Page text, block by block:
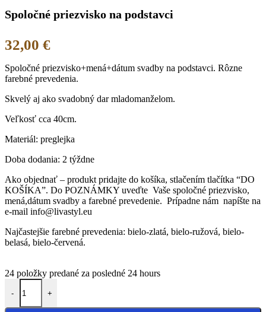
Spoločné priezvisko na podstavci
32,00 €
Spoločné priezvisko+mená+dátum svadby na podstavci. Rôzne
farebné prevedenia.
Skvelý aj ako svadobný dar mladomanželom.
Veľkosť cca 40cm.
Materiál: preglejka
Doba dodania: 2 týždne
Ako objednať – produkt pridajte do košíka, stlačením tlačítka “DO
KOŠÍKA”. Do POZNÁMKY uveďte Vaše spoločné priezvisko,
mená,dátum svadby a farebné prevedenie. Prípadne nám napíšte na
e-mail info@livastyl.eu
Najčastejšie farebné prevedenia: bielo-zlatá, bielo-ružová, bielo-
belasá, bielo-červená.
24 položky predané za posledné 24 hours
-
množstvo Spoločné priezvisko na podstavci
+